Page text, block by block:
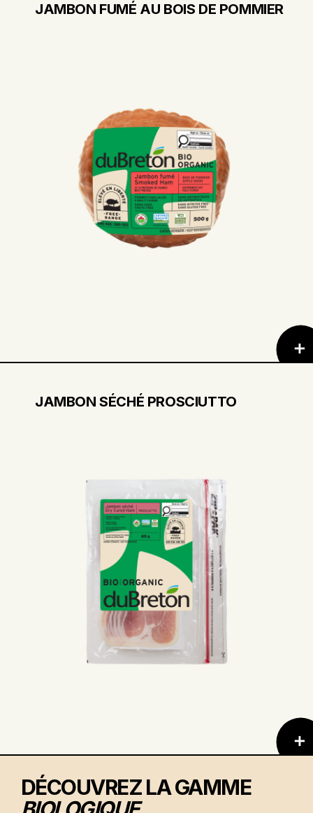
JAMBON FUMÉ AU BOIS DE POMMIER
JAMBON SÉCHÉ PROSCIUTTO
DÉCOUVREZ LA GAMME